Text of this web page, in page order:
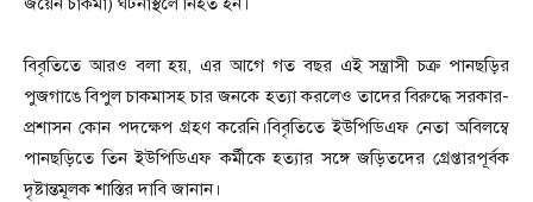
বিবৃতিতে আরও বলা হয়, এর আগে গত বছর এই সন্ত্রাসী চক্র পানছড়ির
পুজগাঙে বিপুল চাকমাসহ চার জনকে হত্যা করলেও তাদের বিরুদ্ধে সরকার-
প্রশাসন কোন পদক্ষেপ গ্রহণ করেনি।বিবৃতিতে ইউপিডিএফ নেতা অবিলম্বে
পানছড়িতে তিন ইউপিডিএফ কর্মীকে হত্যার সঙ্গে জড়িতদের গ্রেপ্তারপূর্বক
দৃষ্টান্তমূলক শাস্তির দাবি জানান।